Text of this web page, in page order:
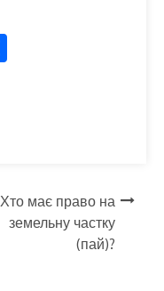
Хто має право на
земельну частку
(пай)?